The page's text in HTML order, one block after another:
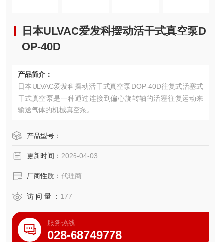
日本ULVAC爱发科摆动活干式真空泵D
OP-40D
产品简介：
日本ULVAC爱发科摆动活干式真空泵DOP-40D往复式活塞式
干式真空泵是一种通过连接到偏心旋转轴的活塞往复运动来
输送气体的机械真空泵。
产品型号：
更新时间： 2026-04-03
厂商性质： 代理商
访 问 量 ： 177
服务热线
028-68749778